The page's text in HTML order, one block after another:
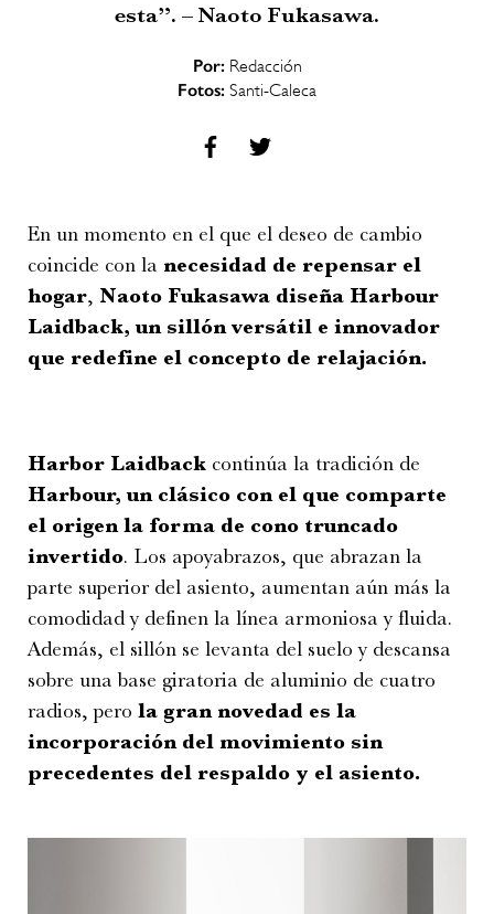
esta”. – Naoto Fukasawa.
Por: Redacción
Fotos: Santi-Caleca
En un momento en el que el deseo de cambio
coincide con la necesidad de repensar el
hogar, Naoto Fukasawa diseña Harbour
Laidback, un sillón versátil e innovador
que redefine el concepto de relajación.
Harbor Laidback continúa la tradición de
Harbour, un clásico con el que comparte
el origen la forma de cono truncado
invertido. Los apoyabrazos, que abrazan la
parte superior del asiento, aumentan aún más la
comodidad y definen la línea armoniosa y fluida.
Además, el sillón se levanta del suelo y descansa
sobre una base giratoria de aluminio de cuatro
radios, pero la gran novedad es la
incorporación del movimiento sin
precedentes del respaldo y el asiento.